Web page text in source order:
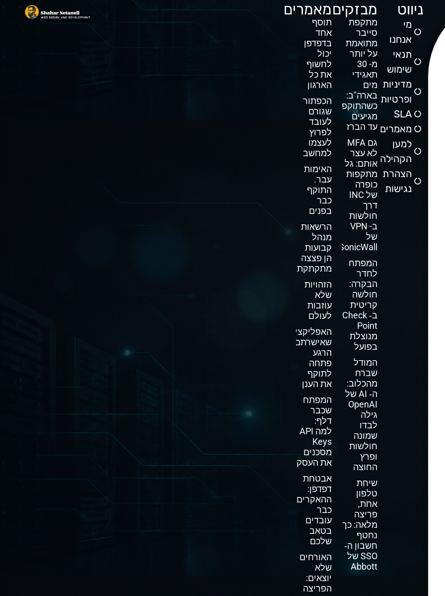
ניווט
מי
אנחנו
תנאי
שימוש
מדיניות
ופרטיות
SLA
מאמרים
למען
הקהילה
הצהרת
נגישות
מבזקים
מתקפת
סייבר
מתואמת
על יותר
מ- 30
תאגידי
מים
בארה"ב:
כשהתוקפים
מגיעים
עד הברז
גם MFA
לא עצר
אותם: גל
מתקפות
כופרה
של INC
דרך
חולשות
ב- VPN
של
SonicWall
המפתח
לחדר
הבקרה:
חולשה
קריטית
ב‑ Check
Point
מנוצלת
בפועל
המודל
שברח
מהכלוב:
ה‑ AI של
OpenAI
גילה
לבדו
שמונה
חולשות
ופרץ
החוצה
שיחת
טלפון
אחת,
פריצה
מלאה: כך
נחטף
חשבון ה‑
SSO של
Abbott
מאמרים
תוסף
אחד
בדפדפן
יכול
לחשוף
את כל
הארגון
הכפתור
שגורם
לעובד
לפרוץ
לעצמו
למחשב
האימות
עבר.
התוקף
כבר
בפנים
הרשאות
מנהל
קבועות
הן פצצה
מתקתקת
הזהויות
שלא
עוזבות
לעולם
האפליקציה
שאישרתם
הרגע
פתחה
לתוקף
את הענן
המפתח
שכבר
דלף:
למה API
Keys
מסכנים
את העסק
אבטחת
דפדפן:
ההאקרים
כבר
עובדים
בטאב
שלכם
האורחים
שלא
יוצאים:
הפריצה